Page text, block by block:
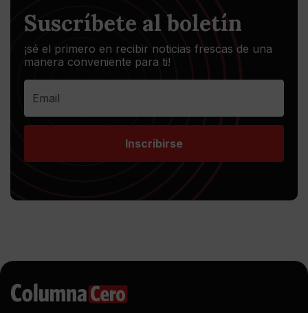
Suscríbete al boletín
¡sé el primero en recibir noticias frescas de una
manera conveniente para ti!
Inscribirse